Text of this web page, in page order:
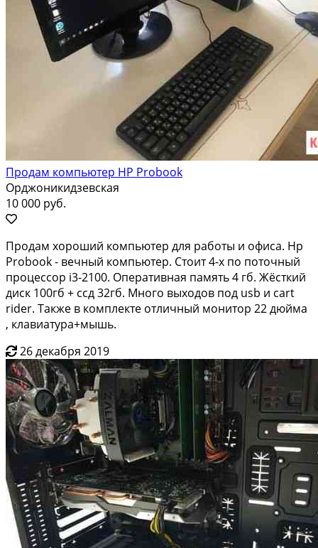
Продам компьютер HP Probook
Орджоникидзевская
10 000 руб.
Продам хороший компьютер для работы и офиса. Hp
Probook - вечный компьютер. Стоит 4-х по поточный
процессор i3-2100. Оперативная память 4 гб. Жёсткий
диск 100гб + ссд 32гб. Много выходов под usb и cart
rider. Также в комплекте отличный монитор 22 дюйма
, клавиатура+мышь.
26 декабря 2019